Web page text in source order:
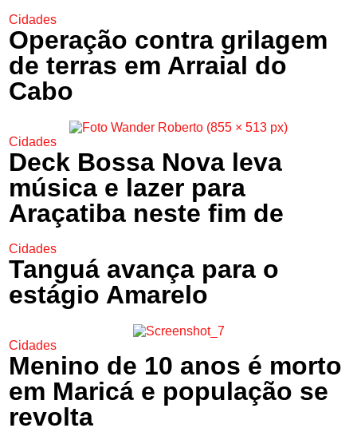
Cidades
Operação contra grilagem
de terras em Arraial do
Cabo
Cidades
Deck Bossa Nova leva
música e lazer para
Araçatiba neste fim de
Cidades
Tanguá avança para o
estágio Amarelo
Cidades
Menino de 10 anos é morto
em Maricá e população se
revolta